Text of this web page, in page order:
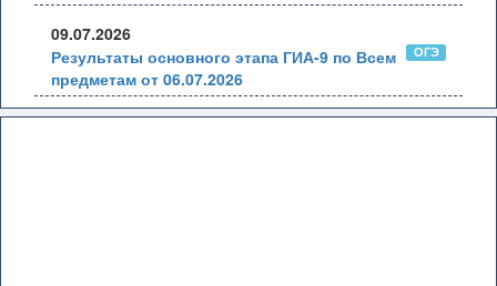
09.07.2026
ОГЭ
Результаты основного этапа ГИА-9 по Всем
предметам от 06.07.2026